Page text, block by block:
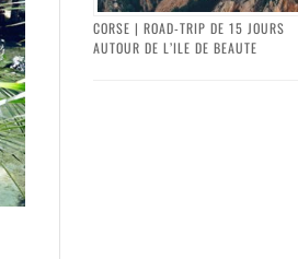
CORSE | ROAD-TRIP DE 15 JOURS
AUTOUR DE L’ILE DE BEAUTE